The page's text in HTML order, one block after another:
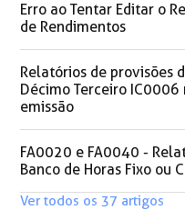
Erro ao Tentar Editar o
de Rendimentos
Relatórios de provisões
Décimo Terceiro
emissão
FA0020 e FA0040 -
Banco de Horas Fixo ou
Ver todos os 37 artigos